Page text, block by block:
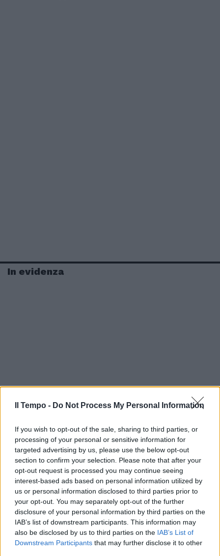
Il Tempo - Do Not Process My Personal Information
If you wish to opt-out of the sale, sharing to third parties, or
processing of your personal or sensitive information for
targeted advertising by us, please use the below opt-out
section to confirm your selection. Please note that after your
opt-out request is processed you may continue seeing
interest-based ads based on personal information utilized by
us or personal information disclosed to third parties prior to
your opt-out. You may separately opt-out of the further
disclosure of your personal information by third parties on the
IAB’s list of downstream participants. This information may
also be disclosed by us to third parties on the IAB’s List of
Downstream Participants that may further disclose it to other
In evidenza